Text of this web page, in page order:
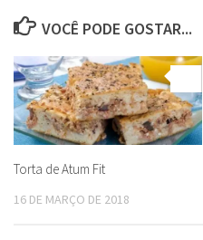
VOCÊ PODE GOSTAR...
Torta de Atum Fit
16 DE MARÇO DE 2018